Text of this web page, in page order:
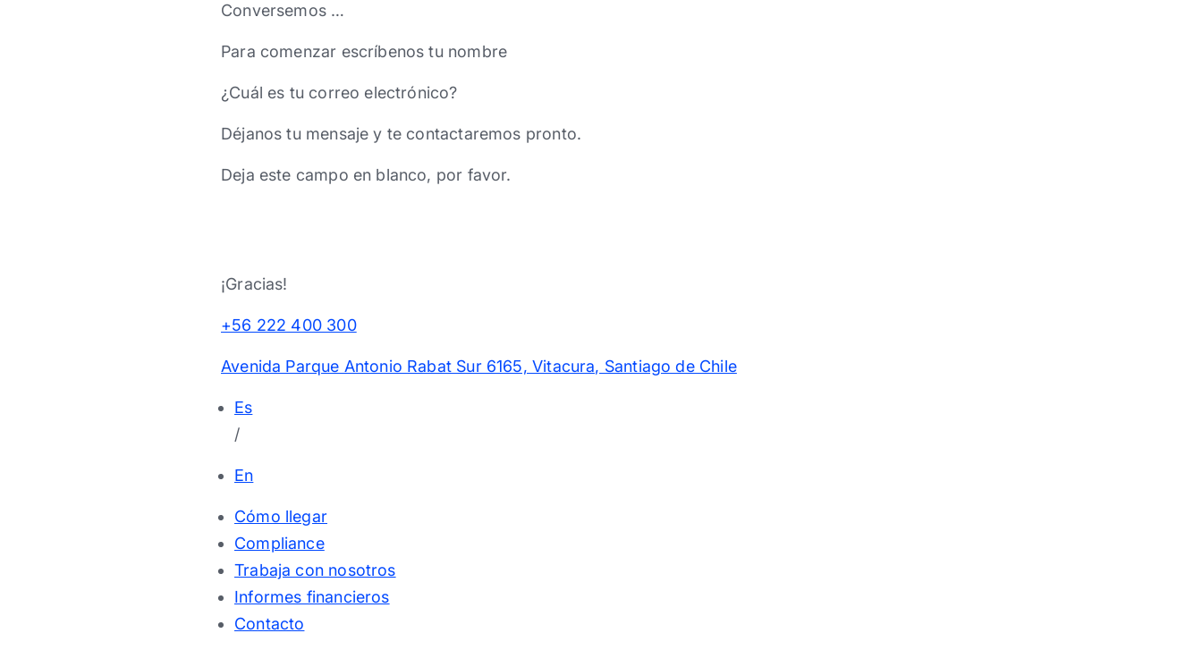
Conversemos …
Para comenzar escríbenos tu nombre
¿Cuál es tu correo electrónico?
Déjanos tu mensaje y te contactaremos pronto.
Deja este campo en blanco, por favor.
¡Gracias!
+56 222 400 300
Avenida Parque Antonio Rabat Sur 6165, Vitacura, Santiago de Chile
Es
/
En
Cómo llegar
Compliance
Trabaja con nosotros
Informes financieros
Contacto